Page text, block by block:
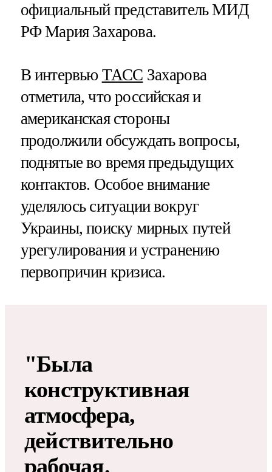
официальный представитель МИД
РФ Мария Захарова.
В интервью ТАСС Захарова
отметила, что российская и
американская стороны
продолжили обсуждать вопросы,
поднятые во время предыдущих
контактов. Особое внимание
уделялось ситуации вокруг
Украины, поиску мирных путей
урегулирования и устранению
первопричин кризиса.
"Была
конструктивная
атмосфера,
действительно
рабочая.